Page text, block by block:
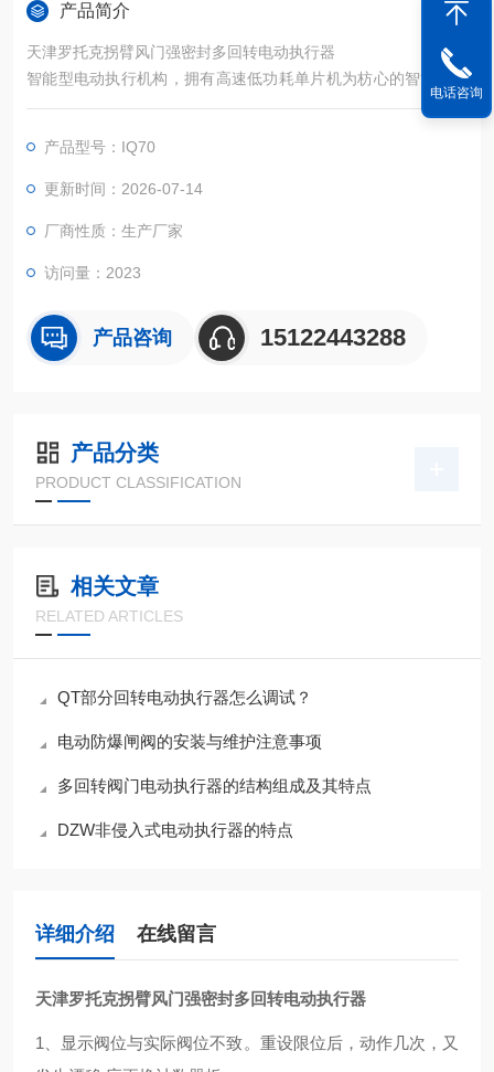
产品简介
天津罗托克拐臂风门强密封多回转电动执行器
智能型电动执行机构，拥有高速低功耗单片机为枋心的智能信号
采集控制单元，对各种阀门或装置进行精确定位操作。
产品型号：IQ70
更新时间：2026-07-14
厂商性质：生产厂家
访问量：2023
产品咨询 15122443288
产品分类
PRODUCT CLASSIFICATION
相关文章
RELATED ARTICLES
QT部分回转电动执行器怎么调试？
电动防爆闸阀的安装与维护注意事项
多回转阀门电动执行器的结构组成及其特点
DZW非侵入式电动执行器的特点
详细介绍 在线留言
天津罗托克拐臂风门强密封多回转电动执行器
1、显示阀位与实际阀位不致。重设限位后，动作几次，又
电话咨询